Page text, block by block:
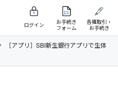
ログイン
お手続き
フォーム
各種取引・
お手続き
［アプリ］SBI新生銀行アプリで生体